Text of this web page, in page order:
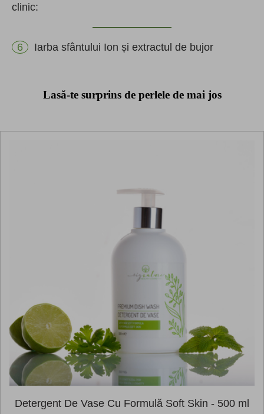
clinic:
Iarba sfântului Ion și extractul de bujor
Lasă-te surprins de perlele de mai jos
Detergent De Vase Cu Formulă Soft Skin - 500 ml